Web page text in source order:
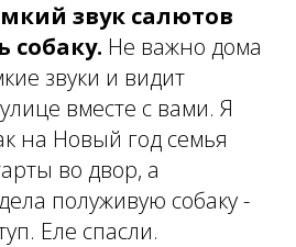
звук салютов
собаку. Не важно дома
звуки и видит
вместе с вами. Я
на Новый год семья
во двор, а
полуживую собаку -
Еле спасли.